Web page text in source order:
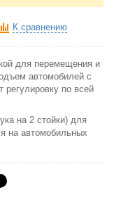
К сравнению
для перемещения и
автомобилей с
по всей
на 2 стойки) для
на автомобильных